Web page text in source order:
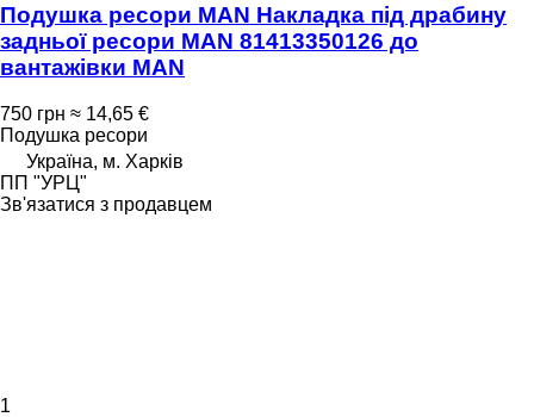
Подушка ресори MAN Накладка під драбину
задньої ресори MAN 81413350126 до
вантажівки MAN
750 грн ≈ 14,65 €
Подушка ресори
Україна, м. Харків
ПП "УРЦ"
Зв'язатися з продавцем
1